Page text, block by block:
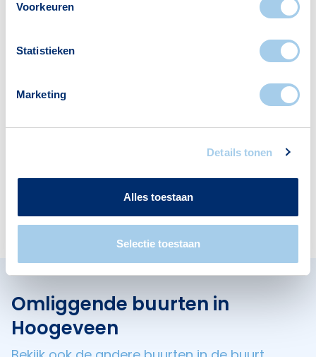
Voorkeuren
Statistieken
Marketing
Details tonen
Alles toestaan
Selectie toestaan
Voorzieningen in Schutlanden
Deze wijk heeft het allemaal voor je. Zo vind je
1
Omliggende buurten in
Hoogeveen